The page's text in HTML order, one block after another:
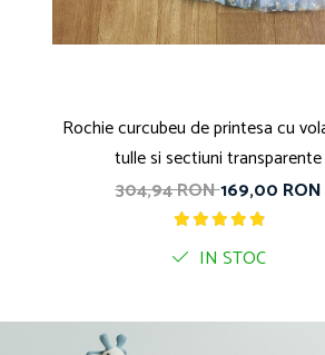
Rochie curcubeu de printesa cu
tulle si sectiuni transparente
304,94 RON169,00 RON
IN STOC